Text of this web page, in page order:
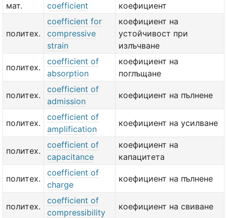
мат.
coefficient коефициент
политех.
coefficient for
compressive
strain
коефициент на
устойчивост при
излъчване
политех.
coefficient of
absorption
коефициент на
поглъщане
политех.
coefficient of
admission
коефициент на пълнене
политех.
coefficient of
amplification
коефициент на усилване
политех.
coefficient of
capacitance
коефициент на
капацитета
политех.
coefficient of
charge
коефициент на пълнене
политех.
coefficient of
compressibility
коефициент на свиване